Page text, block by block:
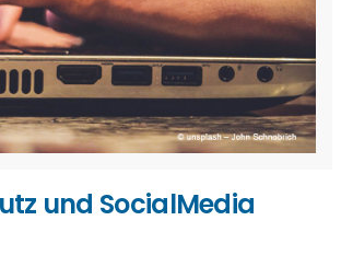
und SocialMedia